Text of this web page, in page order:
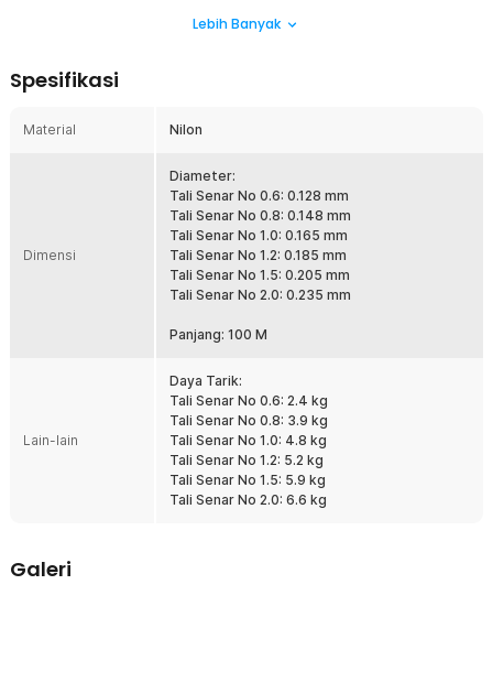
Senar pancing ini terbuat dari material nilon berkualitas yang
besar tanpa khawatir senar mudah putus.
Karena ketahanannya, senar ini banyak digunakan oleh pemancing
digunakan dalam perlombaan memancing.
Tersedia berbagai pilihan diameter senar yang dapat disesuaikan
dengan jenis dan ukuran ikan. Dengan diameter yang tepat, Anda
bisa menarik ikan berbobot besar dengan lebih mudah. Panjang
senar mencapai 100 meter.
Kelengkapan Produk
1 x DAIWA DPLS Senar Benang Tali Pancing Nylon 100M - FM1014
Lebih Banyak
Spesifikasi
Material Nilon
Dimensi
Diameter:
Tali Senar No 0.6: 0.128 mm
Tali Senar No 0.8: 0.148 mm
Tali Senar No 1.0: 0.165 mm
Tali Senar No 1.2: 0.185 mm
Tali Senar No 1.5: 0.205 mm
Tali Senar No 2.0: 0.235 mm
Panjang: 100 M
Lain-lain
Daya Tarik:
Tali Senar No 0.6: 2.4 kg
Tali Senar No 0.8: 3.9 kg
Tali Senar No 1.0: 4.8 kg
Tali Senar No 1.2: 5.2 kg
Tali Senar No 1.5: 5.9 kg
Tali Senar No 2.0: 6.6 kg
Galeri